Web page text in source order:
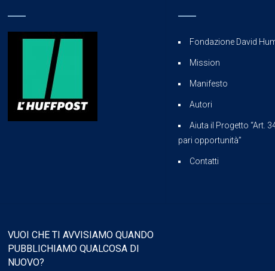
Fondazione David
Mission
Manifesto
Autori
Aiuta il Progetto “Art.
pari opportunità”
Contatti
VUOI CHE TI AVVISIAMO QUANDO
PUBBLICHIAMO QUALCOSA DI
NUOVO?